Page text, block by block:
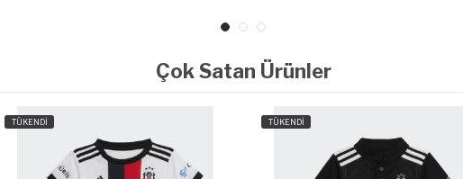
Çok Satan Ürünler
TÜKENDİ TÜKENDİ